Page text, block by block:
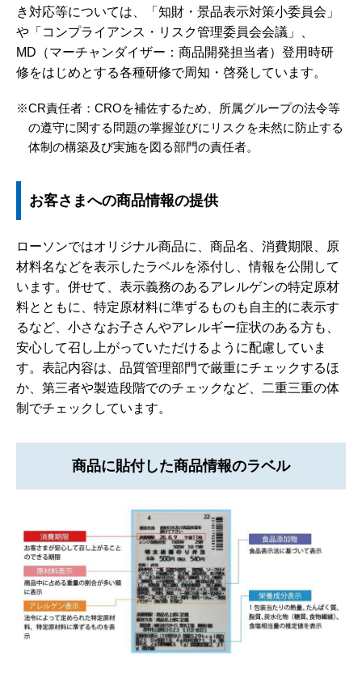
き対応等については、「知財・景品表示対策小委員会」
や「コンプライアンス・リスク管理委員会会議」、
MD（マーチャンダイザー：商品開発担当者）登用時研
修をはじめとする各種研修で周知・啓発しています。
CR責任者：CROを補佐するため、所属グループの法令等
の遵守に関する問題の掌握並びにリスクを未然に防止する
体制の構築及び実施を図る部門の責任者。
お客さまへの商品情報の提供
ローソンではオリジナル商品に、商品名、消費期限、原
材料名などを表示したラベルを添付し、情報を公開して
います。併せて、表示義務のあるアレルゲンの特定原材
料とともに、特定原材料に準ずるものも自主的に表示す
るなど、小さなお子さんやアレルギー症状のある方も、
安心して召し上がっていただけるように配慮していま
す。表記内容は、品質管理部門で厳重にチェックするほ
か、第三者や製造段階でのチェックなど、二重三重の体
制でチェックしています。
商品に貼付した商品情報のラベル